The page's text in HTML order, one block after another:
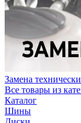
Замена
Все товары из
Каталог
Шины